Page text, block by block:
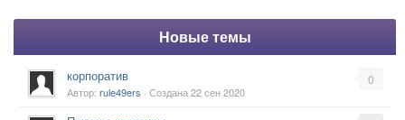
Новые темы
0
корпоратив
Автор: rule49ers · Создана22 сен 2020